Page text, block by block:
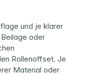
und je klarer
oder
Rollenoffset. Je
Material oder